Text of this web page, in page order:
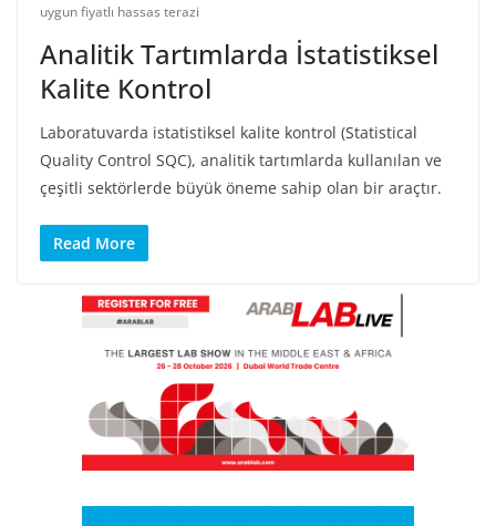
uygun fiyatlı hassas terazi
Analitik Tartımlarda İstatistiksel
Kalite Kontrol
Laboratuvarda istatistiksel kalite kontrol (Statistical
Quality Control SQC), analitik tartımlarda kullanılan ve
çeşitli sektörlerde büyük öneme sahip olan bir araçtır.
Read More